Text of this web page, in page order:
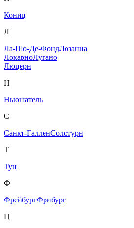
Кониц
Л
Ла-Шо-Де-ФондЛозанна
ЛокарноЛугано
Люцерн
Н
Ньюшатель
С
Санкт-ГалленСолотурн
Т
Тун
Ф
ФрейбургФрибург
Ц